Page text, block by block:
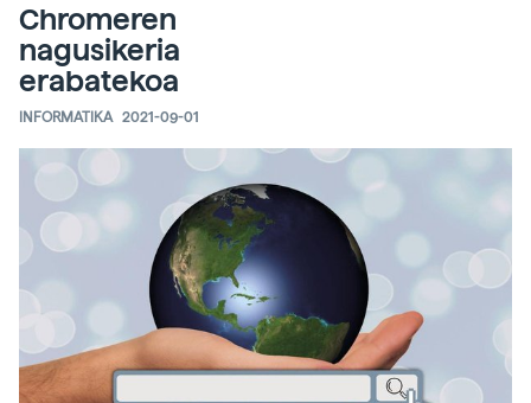
Chromeren
nagusikeria
erabatekoa
INFORMATIKA 2021-09-01